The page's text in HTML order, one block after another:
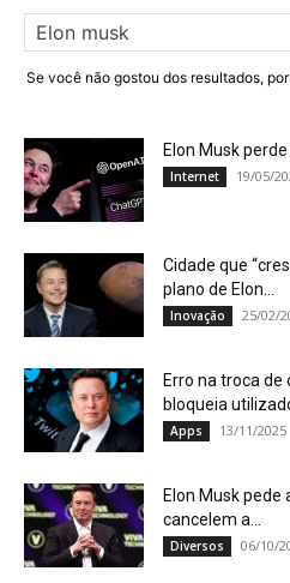
Se você não gostou dos resultados,
Elon Musk
Internet 19/05/
Cidade que
plano de Elon...
Inovação 25/02/
Erro na troca de
bloqueia
Apps 13/11/2025
Elon Musk pede
cancelem a...
Diversos 06/10/